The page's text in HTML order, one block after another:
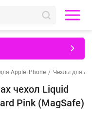
Apple iPhone / Чехлы для
чехол Liquid
Pink (MagSafe)